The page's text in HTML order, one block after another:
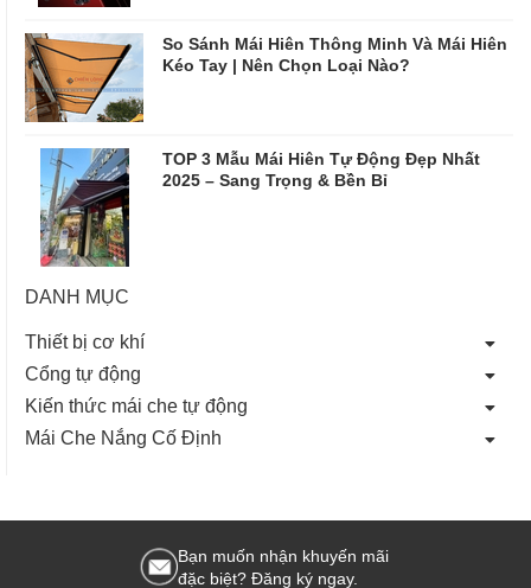
So Sánh Mái Hiên Thông Minh Và Mái Hiên
Kéo Tay | Nên Chọn Loại Nào?
TOP 3 Mẫu Mái Hiên Tự Động Đẹp Nhất
2025 – Sang Trọng & Bền Bỉ
DANH MỤC
Thiết bị cơ khí
Cổng tự động
Kiến thức mái che tự động
Mái Che Nắng Cố Định
Bạn muốn nhận khuyến mãi
đặc biệt? Đăng ký ngay.